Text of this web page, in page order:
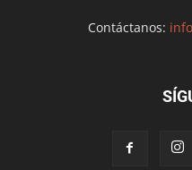
Contáctanos: